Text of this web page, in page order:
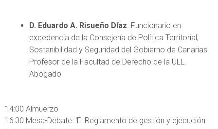
D. Eduardo A. Risueño Díaz. Funcionario en
excedencia de la Consejería de Política Territorial,
Sostenibilidad y Seguridad del Gobierno de Canarias.
Profesor de la Facultad de Derecho de la ULL.
Abogado
14:00 Almuerzo
16:30 Mesa-Debate: ‘El Reglamento de gestión y ejecución